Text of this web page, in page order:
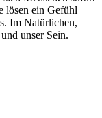
lösen ein Gefühl
Im Natürlichen,
unser Sein.